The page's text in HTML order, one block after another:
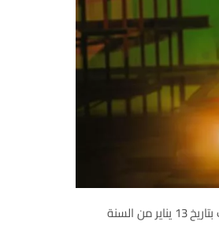
يستعد الرابور المغربي البنج، في الأيام المقبلة لإحياء سهرة فنية كبرى ولأول مرة بمدينة وجدة، وذلك بتاريخ 13 يناير من السنة